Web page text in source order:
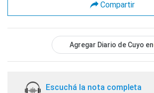
Compartir
Agregar Diario de Cuyo en
Escuchá la nota completa